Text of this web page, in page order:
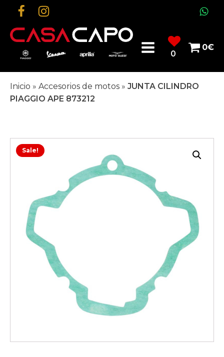
0
0€
Inicio » Accesorios de motos » JUNTA CILINDRO
PIAGGIO APE 873212
Sale!